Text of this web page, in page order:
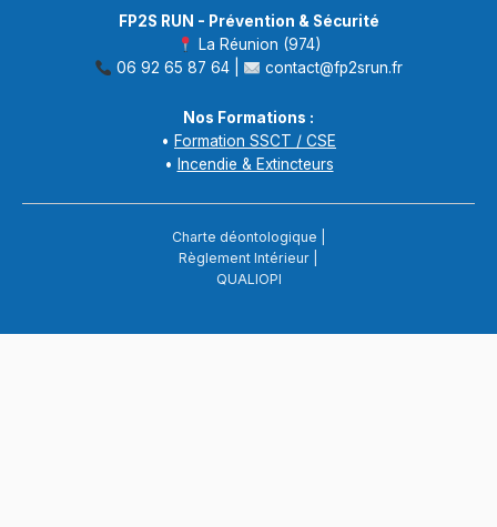
FP2S RUN - Prévention & Sécurité
La Réunion (974)
06 92 65 87 64 |
contact@fp2srun.fr
Nos Formations :
• Formation SSCT / CSE
• Incendie & Extincteurs
Charte déontologique
Règlement Intérieur
QUALIOPI